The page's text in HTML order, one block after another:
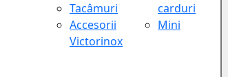
Tacâmuri
Accesorii
Victorinox
carduri
Mini